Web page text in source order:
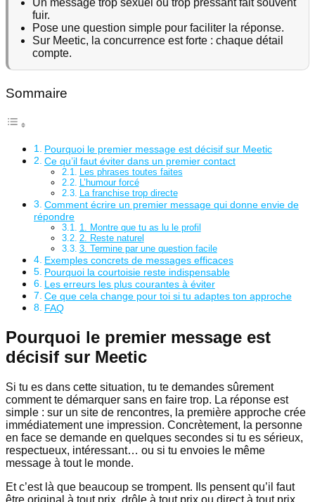
fuir.
Pose une question simple pour faciliter la réponse.
Sur Meetic, la concurrence est forte : chaque détail
compte.
Sommaire
Pourquoi le premier message est décisif sur Meetic
Ce qu’il faut éviter dans un premier contact
Les phrases toutes faites
L’humour forcé
La franchise trop directe
Comment écrire un premier message qui donne envie de
répondre
1. Montre que tu as lu le profil
2. Reste naturel
3. Termine par une question facile
Exemples concrets de messages efficaces
Pourquoi la courtoisie reste indispensable
Les erreurs les plus courantes à éviter
Ce que cela change pour toi si tu adaptes ton approche
FAQ
Pourquoi le premier message est
décisif sur Meetic
Si tu es dans cette situation, tu te demandes sûrement
comment te démarquer sans en faire trop. La réponse est
simple : sur un site de rencontres, la première approche crée
immédiatement une impression. Concrètement, la personne
en face se demande en quelques secondes si tu es sérieux,
respectueux, intéressant… ou si tu envoies le même
message à tout le monde.
Et c’est là que beaucoup se trompent. Ils pensent qu’il faut
être original à tout prix, drôle à tout prix ou direct à tout prix.